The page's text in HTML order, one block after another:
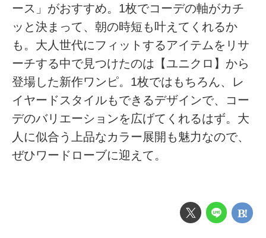
ース」がおすすめ。1枚でコーデの軸がカチ
ッと決まって、朝の時短も叶えてくれるか
も。大人世代にフィットするアイテムをリサ
ーチする中で見つけたのは【ユニクロ】から
登場した新作ワンピ。1枚ではもちろん、レ
イヤードスタイルもできるデザインで、コー
デのバリエーションを広げてくれるはず。大
人に似合う上品なカラー展開も魅力なので、
ぜひワードローブに迎えて。